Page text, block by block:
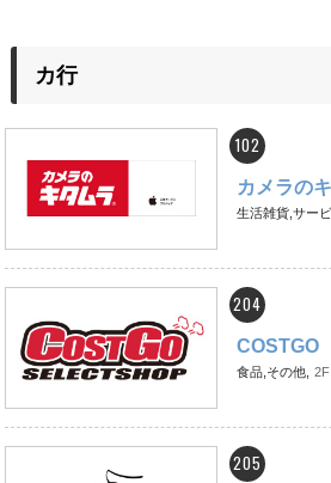
カ行
102
カメラの
生活雑貨,サー
204
COSTGO
食品,その他, 2F
205